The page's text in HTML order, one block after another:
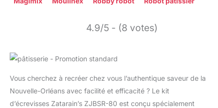
4.9/5 - (8 votes)
Vous cherchez à recréer chez vous l’authentique saveur de la
Nouvelle-Orléans avec facilité et efficacité ? Le kit
d’écrevisses Zatarain’s ZJBSR-80 est conçu spécialement